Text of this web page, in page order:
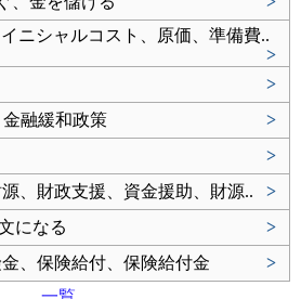
ニシャルコスト、原価、準備費..
>
>
金融緩和政策
>
>
、財政支援、資金援助、財源..
>
になる
>
、保険給付、保険給付金
>